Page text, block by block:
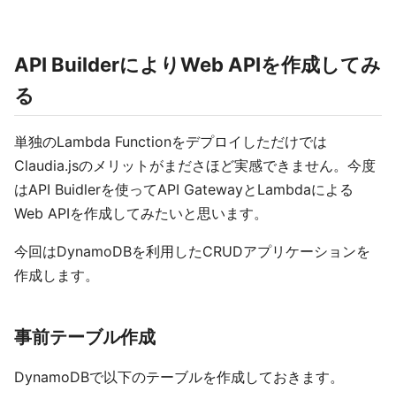
API BuilderによりWeb APIを作成してみ
る
単独のLambda Functionをデプロイしただけでは
Claudia.jsのメリットがまださほど実感できません。今度
はAPI Buidlerを使ってAPI GatewayとLambdaによる
Web APIを作成してみたいと思います。
今回はDynamoDBを利用したCRUDアプリケーションを
作成します。
事前テーブル作成
DynamoDBで以下のテーブルを作成しておきます。